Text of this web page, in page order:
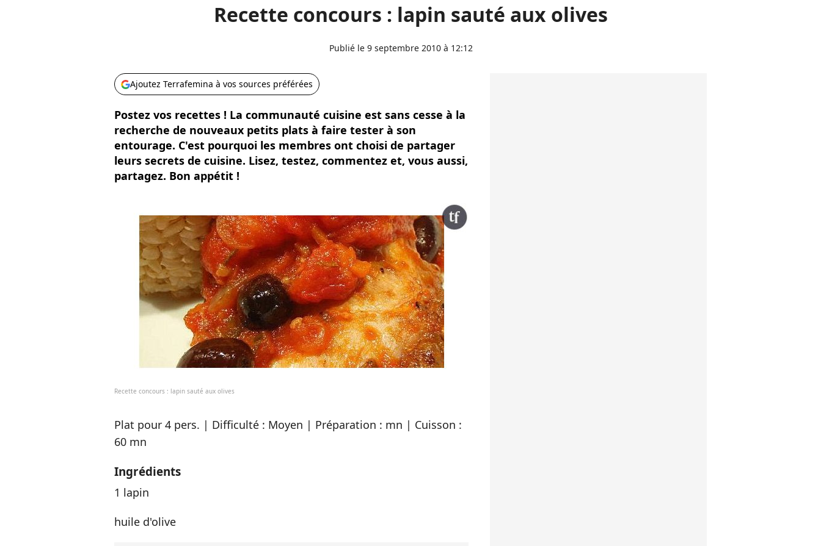
Recette concours : lapin sauté aux olives
Publié le 9 septembre 2010 à 12:12
Ajoutez Terrafemina à vos sources préférées
Postez vos recettes ! La communauté cuisine est sans cesse à la
recherche de nouveaux petits plats à faire tester à son
entourage. C'est pourquoi les membres ont choisi de partager
leurs secrets de cuisine. Lisez, testez, commentez et, vous aussi,
partagez. Bon appétit !
Recette concours : lapin sauté aux olives
Plat pour 4 pers. | Difficulté : Moyen | Préparation : mn | Cuisson :
60 mn
Ingrédients
1 lapin
huile d'olive